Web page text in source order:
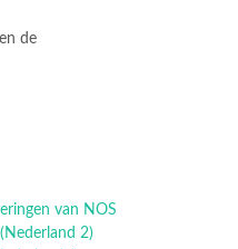
de
van NOS
2)